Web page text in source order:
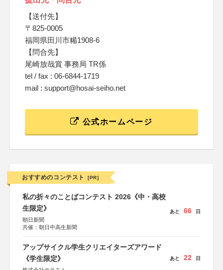
【送付先】
〒825-0005
福岡県田川市糒1908-6
【問合先】
尾崎放哉賞 事務局 TR係
tel / fax : 06-6844-1719
mail : support@hosai-seiho.net
公式ホームページ
おすすめのコンテスト [PR]
私の折々のことばコンテスト 2026《中・高校
生限定》
朝日新聞
共催：朝日中高生新聞
あと 66 日
アップサイクル学生クリエイターズアワード
《学生限定》
あと 22 日